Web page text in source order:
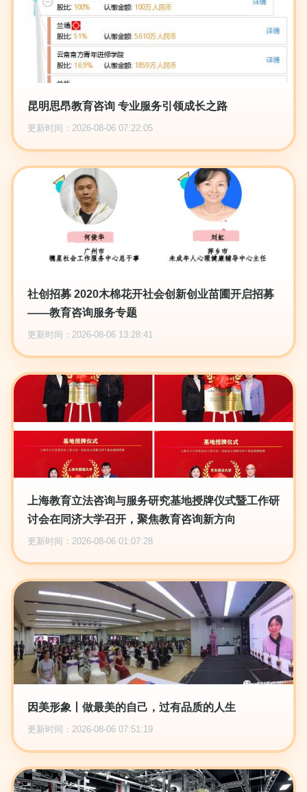
昆明思昂教育咨询 专业服务引领成长之路
更新时间：2026-08-06 07:22:05
社创招募 2020木棉花开社会创新创业苗圃开启招募
——教育咨询服务专题
更新时间：2026-08-06 13:28:41
上海教育立法咨询与服务研究基地授牌仪式暨工作研
讨会在同济大学召开，聚焦教育咨询新方向
更新时间：2026-08-06 01:07:28
因美形象丨做最美的自己，过有品质的人生
更新时间：2026-08-06 07:51:19